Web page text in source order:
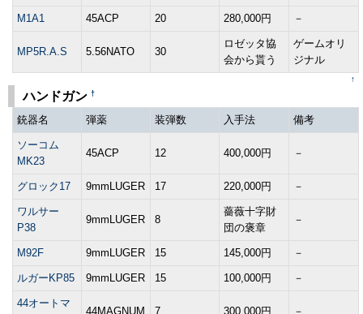
M1A1 45ACP 20 280,000円 －
MP5R.A.S 5.56NATO 30
ロゼッタ協
会から貰う
ゲームオリ
ジナル
↑
ハンドガン †
銃器名 弾薬 装弾数 入手法 備考
ソーコム
MK23
45ACP 12 400,000円 －
グロック17 9mmLUGER 17 220,000円 －
ワルサー
P38
9mmLUGER 8
薔薇十字財
団の褒章
－
M92F 9mmLUGER 15 145,000円 －
ルガーKP85 9mmLUGER 15 100,000円 －
44オートマ
44MAGNUM 7 300,000円 －